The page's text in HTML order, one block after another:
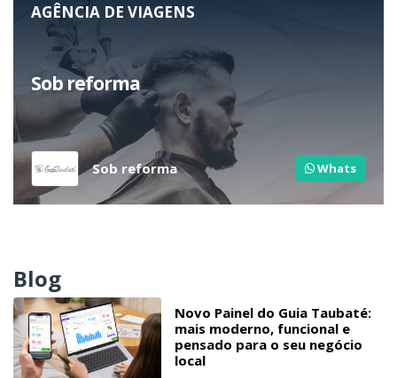
AGÊNCIA DE VIAGENS
Sob reforma
Sob reforma Whats
Blog
Novo Painel do Guia Taubaté:
mais moderno, funcional e
pensado para o seu negócio
local